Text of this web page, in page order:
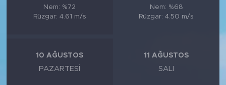
Nem: %72
Rüzgar: 4.61 m/s
Nem: %68
Rüzgar: 4.50 m/s
10 AĞUSTOS
PAZARTESI
11 AĞUSTOS
SALI
VİDEOLAR
SOSYAL MEDYA